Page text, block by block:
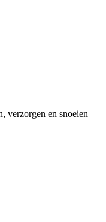
verzorgen en snoeien